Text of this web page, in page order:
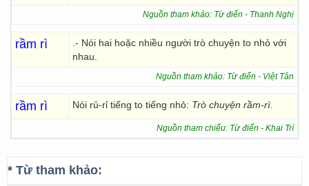
Nguồn tham khảo: Từ điển - Thanh Nghị
rầm rì
.- Nói hai hoặc nhiều người trò chuyện to nhỏ với
nhau.
Nguồn tham khảo: Từ điển - Việt Tân
rầm rì Nói rủ-rỉ tiếng to tiếng nhỏ: Trò chuyện rầm-rì.
Nguồn tham chiếu: Từ điển - Khai Trí
* Từ tham khảo: